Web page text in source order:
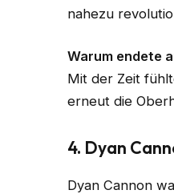
nahezu
Warum endete
Mit der Zeit
erneut die
4. Dyan
Dyan Cannon